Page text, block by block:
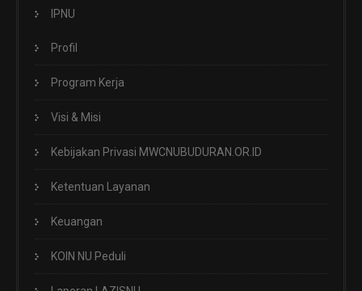
IPNU
Profil
Program Kerja
Visi & Misi
Kebijakan Privasi MWCNUBUDURAN.OR.ID
Ketentuan Layanan
Keuangan
KOIN NU Peduli